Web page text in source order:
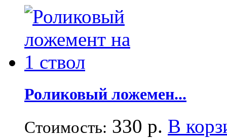
Роликовый ложемен...
Стоимость: 330 р. В